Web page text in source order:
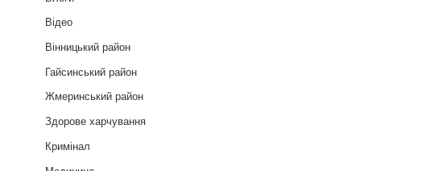
Відео
Вінницький район
Гайсинський район
Жмеринський район
Здорове харчування
Кримінал